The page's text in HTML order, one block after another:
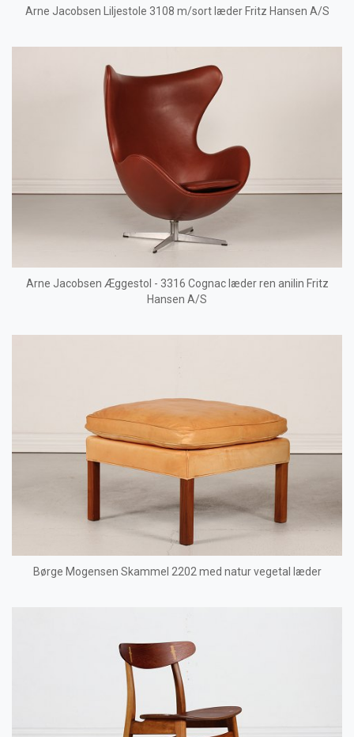
Arne Jacobsen Liljestole 3108 m/sort læder Fritz Hansen A/S
Arne Jacobsen Æggestol - 3316 Cognac læder ren anilin Fritz
Hansen A/S
Børge Mogensen Skammel 2202 med natur vegetal læder